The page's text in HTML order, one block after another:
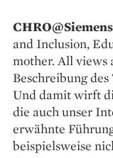
and Inclusion,
mother. All views
Beschreibung
Und damit wirft
die auch unser
erwähnte
beispielsweise